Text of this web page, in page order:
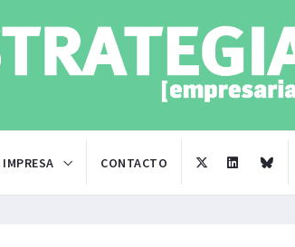
CONTACTO